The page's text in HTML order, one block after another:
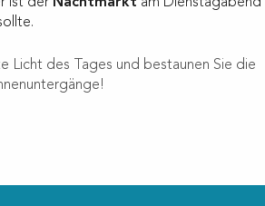
Licht des Tages und bestaunen Sie die